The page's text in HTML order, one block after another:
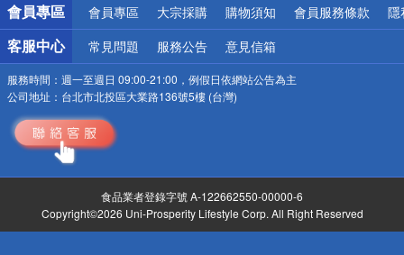
會員專區 會員專區 大宗採購 購物須知 會員服務條款 隱
客服中心 常見問題 服務公告 意見信箱
服務時間： 週一至週日 09:00-21:00，例假日依網站公告為主
公司地址： 台北市北投區大業路136號5樓 (台灣)
食品業者登錄字號 A-122662550-00000-6
Copyright©2026 Uni-Prosperity Lifestyle Corp. All Right Reserved